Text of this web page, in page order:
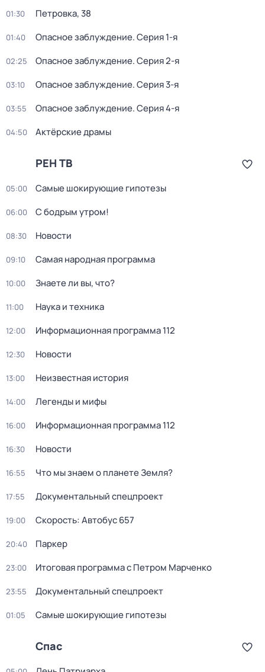
01:30 Петровка, 38
01:40 Опасное заблуждение. Серия 1-я
02:25 Опасное заблуждение. Серия 2-я
03:10 Опасное заблуждение. Серия 3-я
03:55 Опасное заблуждение. Серия 4-я
04:50 Актёрские драмы
РЕН ТВ
05:00 Самые шoкиpующие гипотезы
06:00 С бодрым утром!
08:30 Новости
09:10 Самая народная программа
10:00 Знаете ли вы, что?
11:00 Hаука и теxника
12:00 Информационная программа 112
12:30 Новости
13:00 Неизвестная история
14:00 Легенды и мифы
16:00 Информационная программа 112
16:30 Новости
16:55 Что мы знаем о планете Земля?
17:55 Документальный спецпроект
19:00 Скорость: Автобус 657
20:40 Пapкер
23:00 Итоговая программа с Петром Марченко
23:55 Документальный спецпроект
01:05 Самые шoкиpующие гипотезы
Спас